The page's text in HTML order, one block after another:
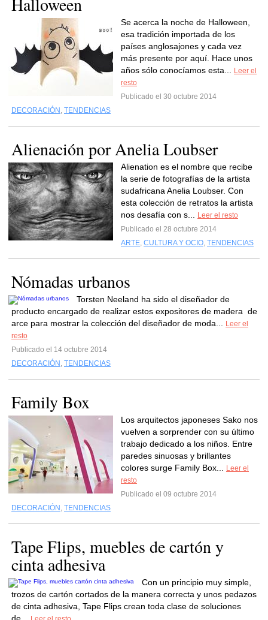
Se acerca la noche de Halloween,
esa tradición importada de los
países anglosajones y cada vez
más presente por aquí. Hace unos
años sólo conocíamos esta...
Leer el
resto
Publicado el 30 octubre 2014
DECORACIÓN , TENDENCIAS
Alienación por Anelia Loubser
Alienation es el nombre que recibe
la serie de fotografías de la artista
sudafricana Anelia Loubser. Con
esta colección de retratos la artista
nos desafía con s...
Leer el resto
Publicado el 28 octubre 2014
ARTE, CULTURA Y OCIO, TENDENCIAS
Nómadas urbanos
Torsten Neeland ha sido el diseñador de
producto encargado de realizar estos expositores de madera de
arce para mostrar la colección del diseñador de moda...
Leer el
resto
Publicado el 14 octubre 2014
DECORACIÓN , TENDENCIAS
Family Box
Los arquitectos japoneses Sako nos
vuelven a sorprender con su último
trabajo dedicado a los niños. Entre
paredes sinuosas y brillantes
colores surge Family Box...
Leer el
resto
Publicado el 09 octubre 2014
DECORACIÓN , TENDENCIAS
Tape Flips, muebles de cartón y
cinta adhesiva
Con un principio muy simple,
trozos de cartón cortados de la manera correcta y unos pedazos
de cinta adhesiva, Tape Flips crean toda clase de soluciones